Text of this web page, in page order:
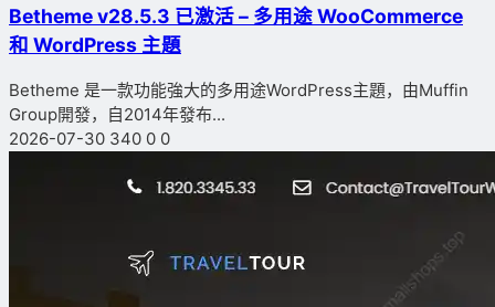
Betheme v28.5.3 已激活 – 多用途 WooCommerce
和 WordPress 主題
Betheme 是一款功能強大的多用途WordPress主題，由Muffin
Group開發，自2014年發布...
2026-07-30 340 0 0